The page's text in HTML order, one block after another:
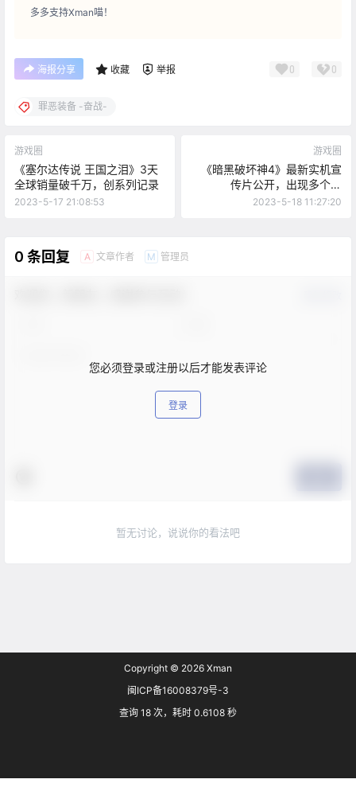
多多支持Xman喵！
海报分享 收藏 举报 0 0
罪恶装备 -奋战-
游戏圈
《塞尔达传说 王国之泪》3天
全球销量破千万，创系列记录
2023-5-17 21:08:53
游戏圈
《暗黑破坏神4》最新实机宣
传片公开，出现多个新
BOSS，将于6月6日发售
2023-5-18 11:27:20
0 条回复 A 文章作者 M 管理员
您必须登录或注册以后才能发表评论
登录
暂无讨论，说说你的看法吧
Copyright © 2026 Xman
闽ICP备16008379号-3
查询 18 次，耗时 0.6108 秒